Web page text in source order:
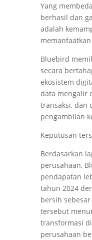
Yang
berhasil dan
adalah
Bluebird
secara
ekosistem
data mengalir
transaksi, dan
pengambilan
Keputusan
Berdasarkan
perusahaan,
pendapatan
tahun 2024
bersih
tersebut
transformasi
perusahaan